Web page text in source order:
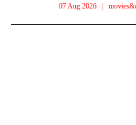
07 Aug 2026